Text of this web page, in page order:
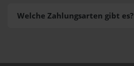
Welche Zahlungsarten gibt es?